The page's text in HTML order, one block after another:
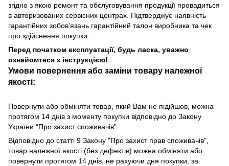
згідно з якою ремонт та обслуговування продукції провадиться
в авторизованих сервісних центрах. Підтверджує наявність
гарантійних зобов'язань гарантійний талон виробника та чек
про здійснення покупки.
Перед початком експлуатації, будь ласка, уважно
ознайомтеся з інструкцією!
Умови повернення або заміни товару належної
якості:
Повернути або обміняти товар, який Вам не підійшов, можна
протягом 14 днів з моменту покупки відповідно до Закону
України “Про захист споживачів”.
Відповідно до статті 9 Закону "Про захист прав споживачів",
товар належної якості (без дефектів) можна обміняти або
повернути протягом 14 днів, не рахуючи дня покупки, за